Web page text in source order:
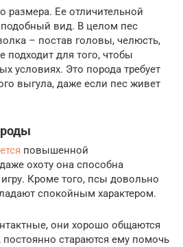
размера. Ее отличительной
вид. В целом пес
– постав головы, челюсть,
подходит для того, чтобы
условиях. Это порода требует
выгула, даже если пес живет
повышенной
охоту она способна
Кроме того, псы довольно
спокойным характером.
они хорошо общаются
стараются ему помочь